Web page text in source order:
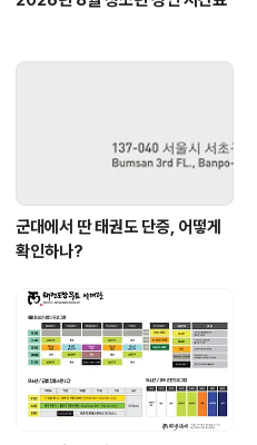
군대에서 딴 태권도 단증, 어떻게
확인하나?